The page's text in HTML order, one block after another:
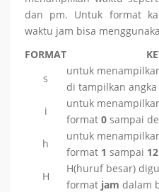
dan pm. Untuk format
waktu jam bisa
FORMAT
s
untuk
di tampilkan
i
untuk
format 0 sampai
h
untuk
format 1 sampai 12
H
H(huruf besar)
format jam dalam